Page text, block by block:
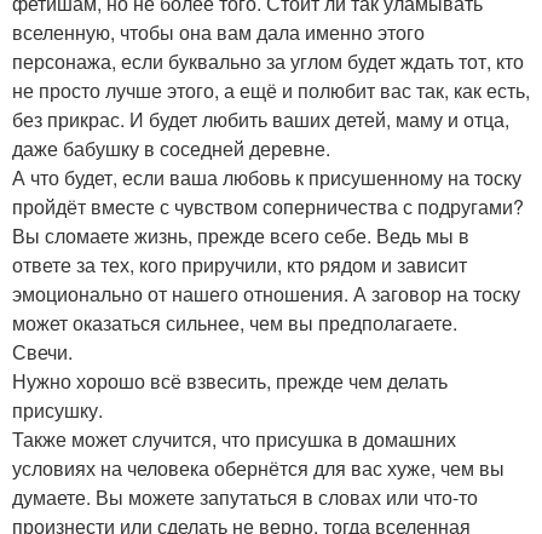
вселенную, чтобы она вам дала именно этого
персонажа, если буквально за углом будет ждать тот, кто
не просто лучше этого, а ещё и полюбит вас так, как есть,
без прикрас. И будет любить ваших детей, маму и отца,
даже бабушку в соседней деревне.
А что будет, если ваша любовь к присушенному на тоску
пройдёт вместе с чувством соперничества с подругами?
Вы сломаете жизнь, прежде всего себе. Ведь мы в
ответе за тех, кого приручили, кто рядом и зависит
эмоционально от нашего отношения. А заговор на тоску
может оказаться сильнее, чем вы предполагаете.
Свечи.
Нужно хорошо всё взвесить, прежде чем делать
присушку.
Также может случится, что присушка в домашних
условиях на человека обернётся для вас хуже, чем вы
думаете. Вы можете запутаться в словах или что-то
произнести или сделать не верно, тогда вселенная